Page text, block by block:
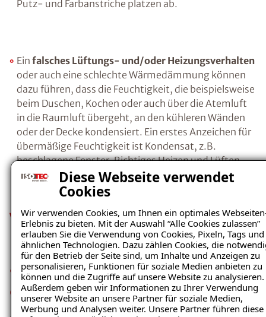
Diese Webseite verwendet
Cookies
Wir verwenden Cookies, um Ihnen ein optimales
Erlebnis zu bieten. Mit der Auswahl “Alle Cookies zulassen”
erlauben Sie die Verwendung von Cookies, Pixeln, Tags und
ähnlichen Technologien. Dazu zählen Cookies, die
für den Betrieb der Seite sind, um Inhalte und Anzeigen zu
personalisieren, Funktionen für soziale Medien anbieten zu
können und die Zugriffe auf unsere Website zu analysieren.
Außerdem geben wir Informationen zu Ihrer Verwendung
unserer Website an unsere Partner für soziale Medien,
Werbung und Analysen weiter. Unsere Partner führen diese
Hygroskopische Feuchteentsteht, wenn
Salzen, in die Wand eindringen. Wenn die
Feuchtigkeit schließlich verdunstet ist, bilden
die verbleibenden Salze Kristalle.Durch die
Kristallisation beim Übergang gelöster in
kristalline Salze, entsteht ein regelrechter
Sprengdruck, da sich das Volumen der Salze
bei diesem Vorgang vergrößert. Als Folge
brechen die Baustoffporen auf, Putz- und
Farbanstriche platzen ab.
Einfalsches Lüftungs- und/oder
Heizungsverhaltenoder auch eine schlechte
Wärmedämmung können dazu führen, dass
die Feuchtigkeit, die beispielsweise beim
Duschen, Kochen oder auch über die Atemluft
in die Raumluft übergeht, an den kühleren
Kostenlosen Ratgeber anfordern
Voraussetzung für den Erhalt des kostenfreien
Ratgebers ist die Anmeldung zu unserem Newsletter.